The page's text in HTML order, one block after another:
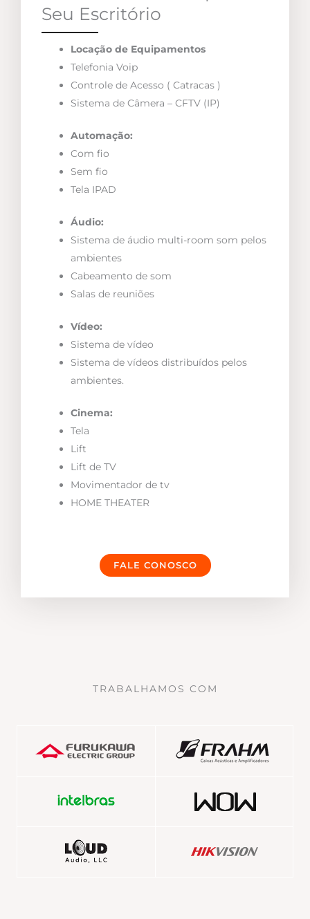
Seu Escritório
Locação de Equipamentos
Telefonia Voip
Controle de Acesso ( Catracas )
Sistema de Câmera – CFTV (IP)
Automação:
Com fio
Sem fio
Tela IPAD
Áudio:
Sistema de áudio multi-room som pelos
ambientes
Cabeamento de som
Salas de reuniões
Vídeo:
Sistema de vídeo
Sistema de vídeos distribuídos pelos
ambientes.
Cinema:
Tela
Lift
Lift de TV
Movimentador de tv
HOME THEATER
FALE CONOSCO
TRABALHAMOS COM